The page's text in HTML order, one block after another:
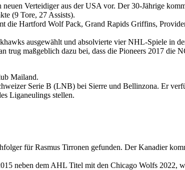
Verteidiger aus der USA vor. Der 30-Jährige
(9 Tore, 27 Assists).
die Hartford Wolf Pack, Grand Rapids Griffins,
ausgewählt und absolvierte vier NHL-Spiele in
trug maßgeblich dazu bei, dass die Pioneers 2017
Mailand.
Serie B (LNB) bei Sierre und Bellinzona. Er
Liganeulings stellen.
für Rasmus Tirronen gefunden. Der Kanadier
neben dem AHL Titel mit den Chicago Wolfs 2022,